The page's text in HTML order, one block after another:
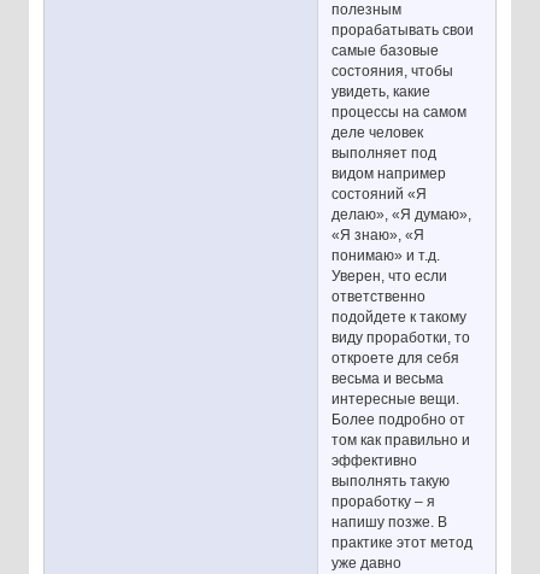
полезным
прорабатывать свои
самые базовые
состояния, чтобы
увидеть, какие
процессы на самом
деле человек
выполняет под
видом например
состояний «Я
делаю», «Я думаю»,
«Я знаю», «Я
понимаю» и т.д.
Уверен, что если
ответственно
подойдете к такому
виду проработки, то
откроете для себя
весьма и весьма
интересные вещи.
Более подробно от
том как правильно и
эффективно
выполнять такую
проработку – я
напишу позже. В
практике этот метод
уже давно